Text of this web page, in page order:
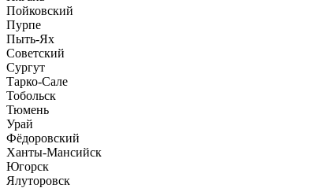
Пойковский
Пурпе
Пыть-Ях
Советский
Сургут
Тарко-Сале
Тобольск
Тюмень
Урай
Фёдоровский
Ханты-Мансийск
Югорск
Ялуторовск